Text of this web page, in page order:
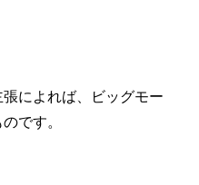
によれば、ビッグモー
です。